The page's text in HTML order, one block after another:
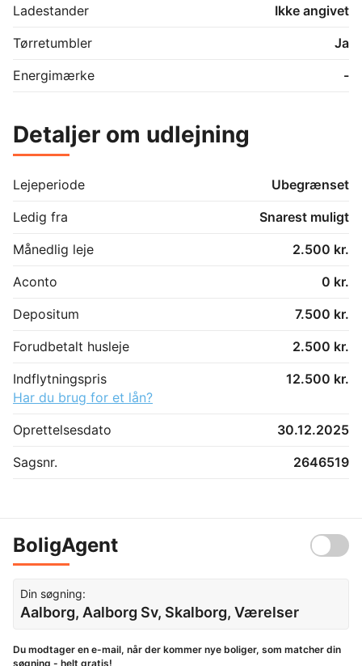
Ladestander
Ikke angivet
Tørretumbler
Ja
Energimærke
-
Detaljer om udlejning
Lejeperiode
Ubegrænset
Ledig fra
Snarest muligt
Månedlig leje
2.500 kr.
Aconto
0 kr.
Depositum
7.500 kr.
Forudbetalt husleje
2.500 kr.
Indflytningspris
12.500 kr.
Har du brug for et lån?
Oprettelsesdato
30.12.2025
Sagsnr.
2646519
BoligAgent
Din søgning:
Aalborg, Aalborg Sv, Skalborg, Værelser
Du modtager en e-mail, når der kommer nye boliger, som matcher din
søgning - helt gratis!